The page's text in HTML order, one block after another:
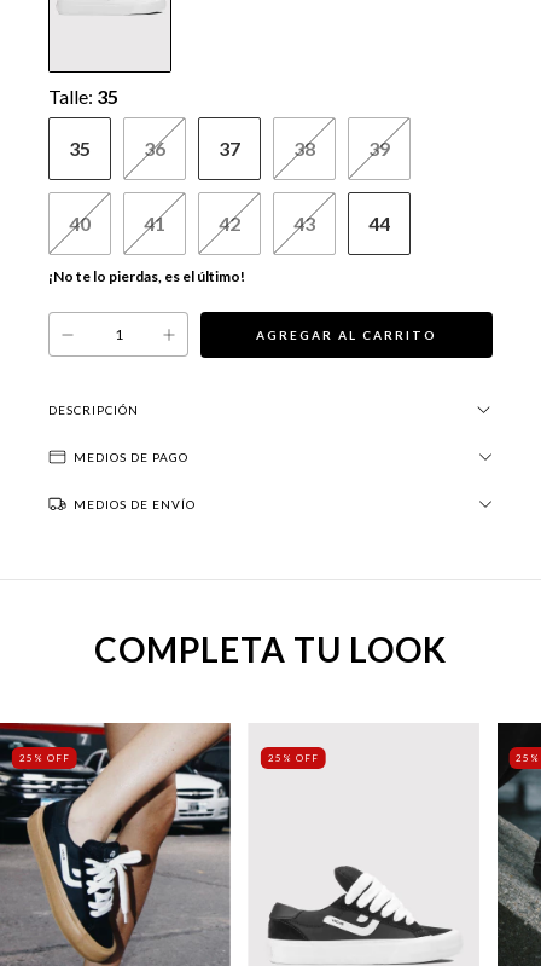
Talle: 35
35 36 37 38 39
40 41 42 43 44
DESCRIPCIÓN
¡No te lo pierdas, es el último!
MEDIOS DE PAGO
MEDIOS DE ENVÍO
COMPLETA TU LOOK
25% OFF 25% OFF